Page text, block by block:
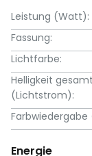
Leistung (Watt):
Fassung:
Lichtfarbe:
Helligkeit gesamt
(Lichtstrom):
Farbwiedergabe
Energie